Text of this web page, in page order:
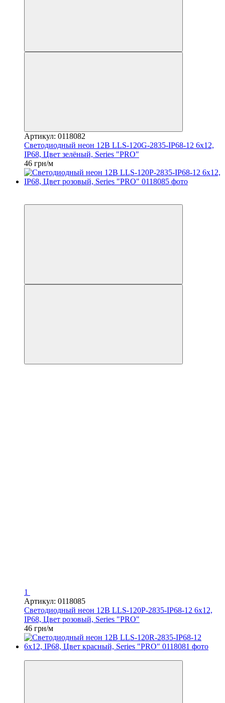
Артикул: 0118082
Светодиодный неон 12В LLS-120G-2835-IP68-12 6x12,
IP68, Цвет зелёный, Series "PRO"
46 грн/м
1
Артикул: 0118085
Светодиодный неон 12В LLS-120P-2835-IP68-12 6x12,
IP68, Цвет розовый, Series "PRO"
46 грн/м